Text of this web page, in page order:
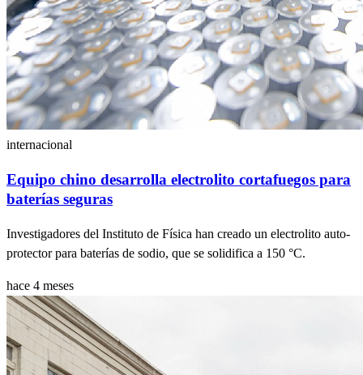
internacional
Equipo chino desarrolla electrolito cortafuegos para
baterías seguras
Investigadores del Instituto de Física han creado un electrolito auto-
protector para baterías de sodio, que se solidifica a 150 °C.
hace 4 meses